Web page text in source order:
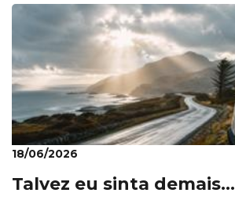
18/06/2026
Talvez eu sinta demais…